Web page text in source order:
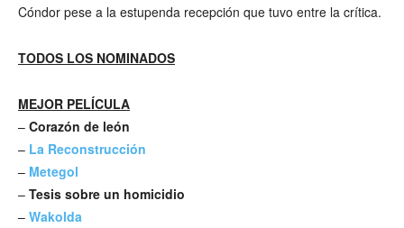
Cóndor pese a la estupenda recepción que tuvo entre la crítica.
TODOS LOS NOMINADOS
MEJOR PELÍCULA
– Corazón de león
– La Reconstrucción
– Metegol
– Tesis sobre un homicidio
– Wakolda